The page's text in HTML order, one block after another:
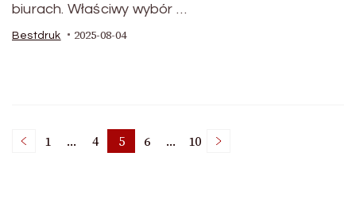
biurach. Właściwy wybór …
Bestdruk 2025-08-04
Stronicowanie
Strona
1 … Strona
4 Strona
5 Strona
6 … Strona
10